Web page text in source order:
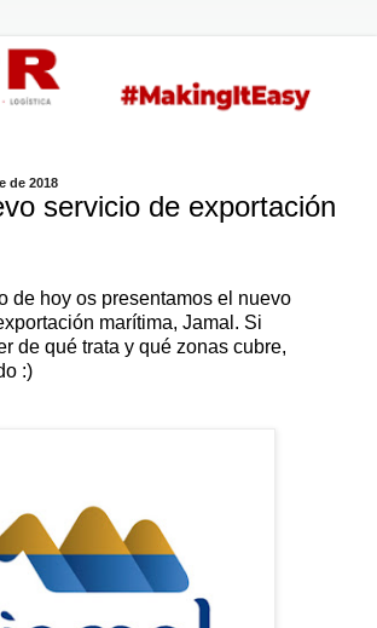
de 2018
servicio de exportación
de hoy os presentamos el nuevo
marítima, Jamal. Si
de qué trata y qué zonas cubre,
:)